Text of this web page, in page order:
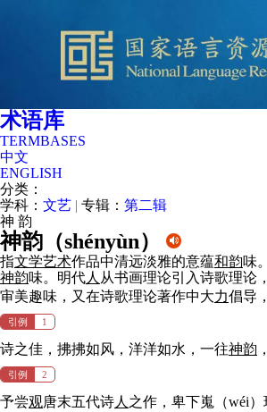
术语库
TERMBASES
中文
ENGLISH
分类：
学科： 文艺 | 专辑： 第二辑
神 韵
神韵（shényùn）
指文学艺术作品中清远淡雅的意蕴和韵味
神韵味。明代人 从书画理论引入诗歌理论
审美趣味，又在诗歌理论著作中大力倡导
引例 1
诗之佳，拂拂如风，洋洋如水，一往神韵
引例 2
予尝观唐末五代诗人 之作，卑下嵬（wéi